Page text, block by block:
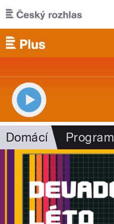
Přejít k hlavnímu obsahu
Domácí Program